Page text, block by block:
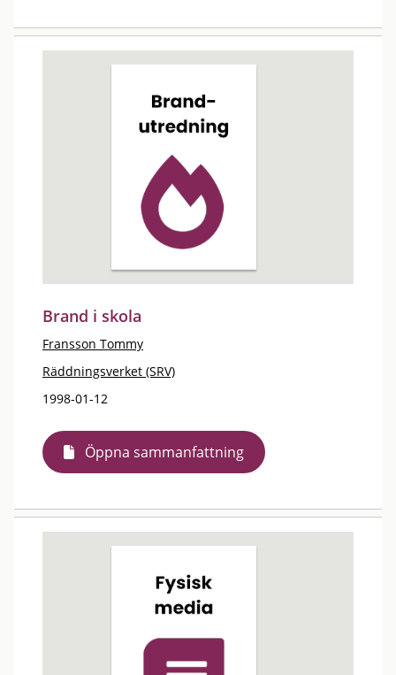
Brand i skola
Fransson Tommy
Räddningsverket (SRV)
1998-01-12
Öppna sammanfattning